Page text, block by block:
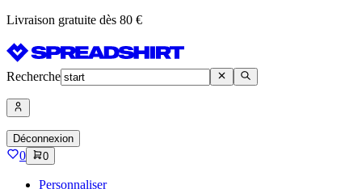
Livraison gratuite dès 80 €
Recherche
Déconnexion
0 0
Personnaliser